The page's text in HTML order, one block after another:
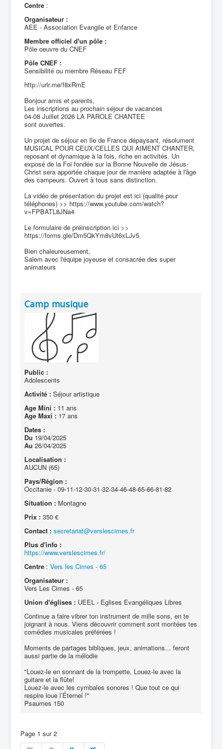
Centre :
Organisateur :
AEE - Association Evangile et Enfance
Membre officiel d'un pôle :
Pôle oeuvre du CNEF
Pôle CNEF :
Sensibilité ou membre Réseau FEF
http://urlr.me/f8xRmE
Bonjour amis et parents,
Les inscriptions au prochain séjour de vacances
04-08 Juillet 2026 LA PAROLE CHANTEE
sont ouvertes.
Un projet de séjour en Ile de France dépaysant, résolument
MUSICAL POUR CEUX/CELLES QUI AIMENT CHANTER,
reposant et dynamique à la fois, riche en activités. Un
exposé de la Foi fondée sur la Bonne Nouvelle de Jésus-
Christ sera apportée chaque jour de manière adaptée à l'âge
des campeurs. Ouvert à tous sans distinction.
La vidéo de présentation du projet est ici (qualité pour
téléphones) >> https://www.youtube.com/watch?
v=FPBATL8JNa4
Le formulaire de préinscription ici >>
https://forms.gle/Dm5QkYm8vUt6xLJv5
Bien chaleureusement,
Salem avec l'équipe joyeuse et consacrée des super
animateurs
Camp musique
Public :
Adolescents
Activité : Séjour artistique
Age Mini : 11 ans
Age Maxi : 17 ans
Dates :
Du 19/04/2025
Au 26/04/2025
Localisation :
AUCUN (65)
Pays/Région :
Occitanie - 09-11-12-30-31-32-34-46-48-65-66-81-82
Situation : Montagne
Prix : 350 €
Contact : secretariat@verslescimes.fr
Plus d'info :
https://www.verslescimes.fr/
Centre : Vers les Cimes - 65
Organisateur :
Vers Les Cimes - 65
Union d'églises : UEEL - Eglises Evangéliques Libres
Continue a faire vibrer ton instrument de mille sons, en te
joignant à nous. Viens découvrir comment sont montées tes
comédies musicales préférées !
Moments de partages bibliques, jeux, animations... feront
aussi partie de la mélodie
"Louez-le en sonnant de la trompette, Louez-le avec la
guitare et la flûte!
Louez-le avec les cymbales sonores ! Que tout ce qui
respire loue l’Éternel !"
Psaumes 150
Page 1 sur 2